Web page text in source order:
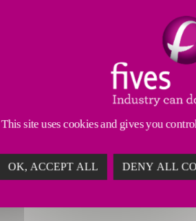
This site uses cookies and gives you
OK, ACCEPT ALL DENY ALL